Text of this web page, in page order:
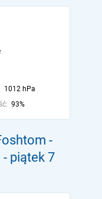
1012 hPa
93%
-
- piątek 7